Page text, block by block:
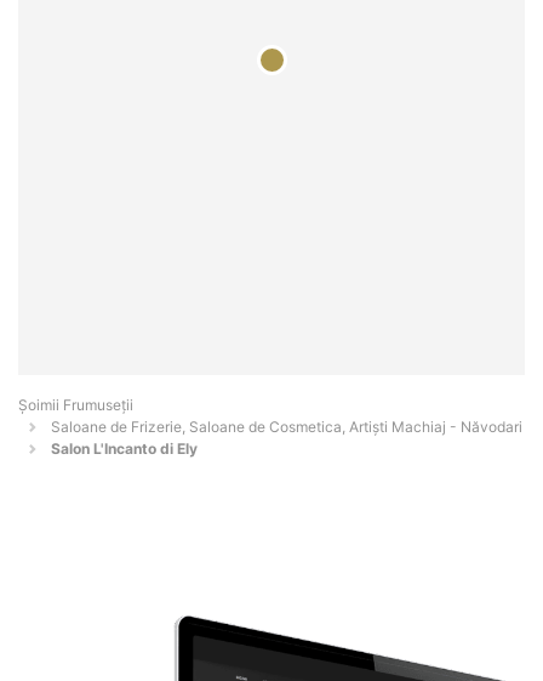
Șoimii Frumuseții
Saloane de Frizerie, Saloane de Cosmetica, Artiști Machiaj - Năvodari
Salon L'Incanto di Ely